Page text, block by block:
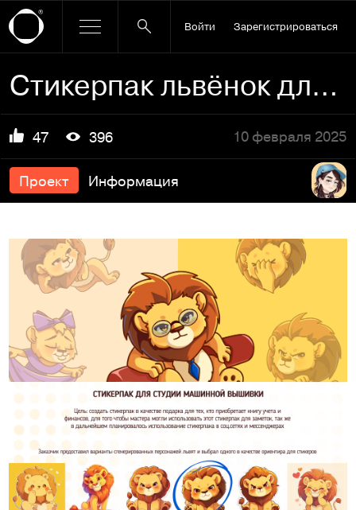
Войти Зарегистрироваться
Стикерпак львёнок для мессенджеров соц.сетей печати
47 396 10 февраля 2025
Проект Информация